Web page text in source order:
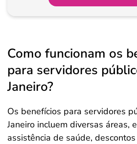
Como funcionam os
para servidores
Janeiro?
Os benefícios para servidores
Janeiro incluem diversas áreas,
assistência de saúde,